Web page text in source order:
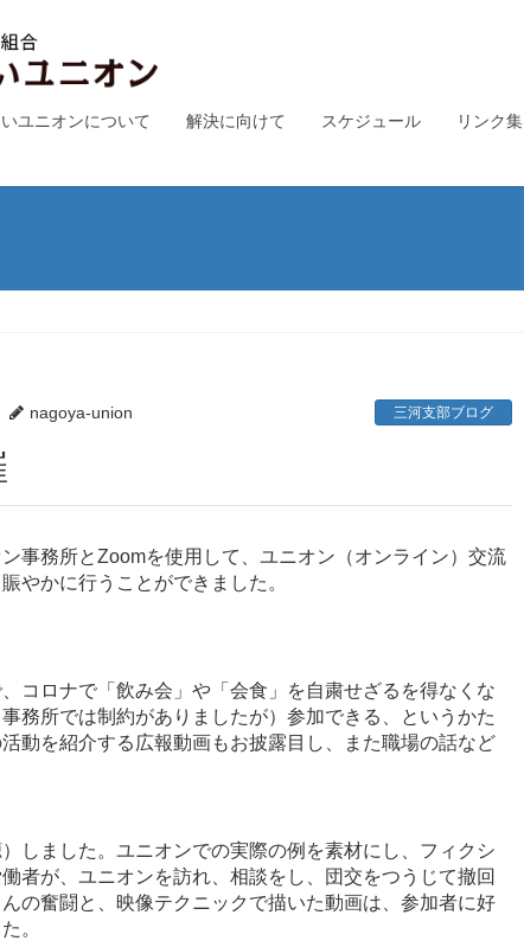
ユニオンについて 解決に向けて スケジュール リンク集
nagoya-union 三河支部ブログ
事務所とZoomを使用して、ユニオン（オンライン）交流
やかに行うことができました。
コロナで「飲み会」や「会食」を自粛せざるを得なくな
務所では制約がありましたが）参加できる、というかた
動を紹介する広報動画もお披露目し、また職場の話など
しました。ユニオンでの実際の例を素材にし、フィクシ
者が、ユニオンを訪れ、相談をし、団交をつうじて撤回
の奮闘と、映像テクニックで描いた動画は、参加者に好
。